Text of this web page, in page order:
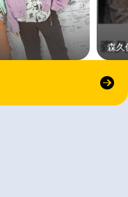
森久